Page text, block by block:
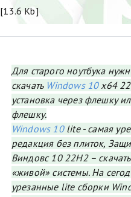
[13.6 Kb]
Для старого ноутбука
скачать Windows 10x64
установка через флешку
флешку.
Windows 10lite - самая
редакция без плиток,
Виндовс 10 22H2 –
«живой» системы. На
урезанные lite сборки